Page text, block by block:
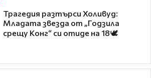
Трагедия разтърси Холивуд:
Младата звезда от „Годзила
срещу Конг“ си отиде на 18🕊️